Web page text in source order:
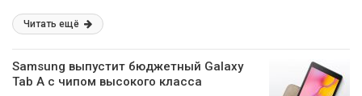
Читать ещё
Samsung выпустит бюджетный Galaxy
Tab A с чипом высокого класса